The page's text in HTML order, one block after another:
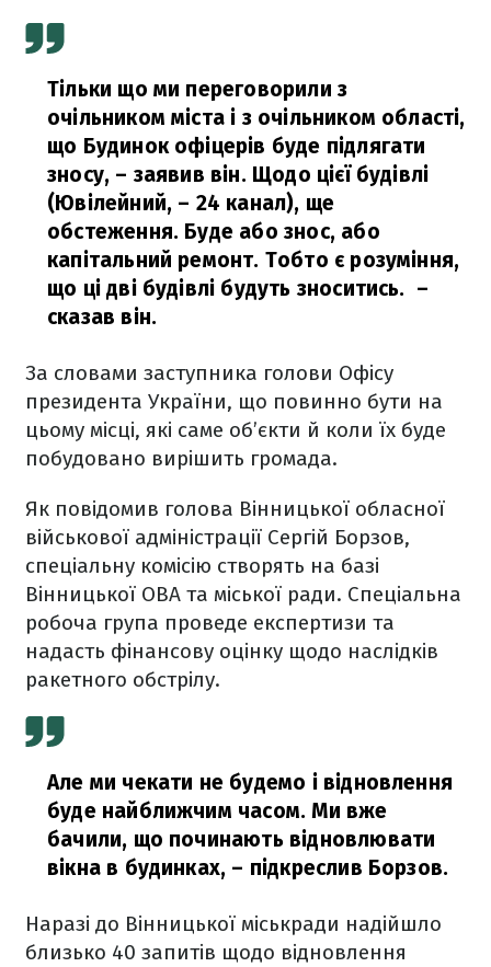
Тільки що ми переговорили з
очільником міста і з очільником області,
що Будинок офіцерів буде підлягати
зносу, – заявив він. Щодо цієї будівлі
(Ювілейний, – 24 канал), ще
обстеження. Буде або знос, або
капітальний ремонт. Тобто є розуміння,
що ці дві будівлі будуть зноситись. –
сказав він.
За словами заступника голови Офісу
президента України, що повинно бути на
цьому місці, які саме об’єкти й коли їх буде
побудовано вирішить громада.
Як повідомив голова Вінницької обласної
військової адміністрації Сергій Борзов,
спеціальну комісію створять на базі
Вінницької ОВА та міської ради. Спеціальна
робоча група проведе експертизи та
надасть фінансову оцінку щодо наслідків
ракетного обстрілу.
Але ми чекати не будемо і відновлення
буде найближчим часом. Ми вже
бачили, що починають відновлювати
вікна в будинках, – підкреслив Борзов.
Наразі до Вінницької міськради надійшло
близько 40 запитів щодо відновлення